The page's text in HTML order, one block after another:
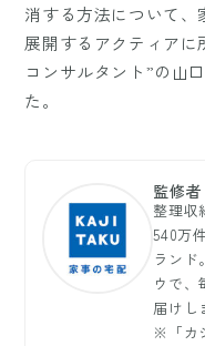
消する方法について、
展開するアクティアに
コンサルタント”の山
た。
監修
整理収
540万
ランド
ウで
届けし
※「カ